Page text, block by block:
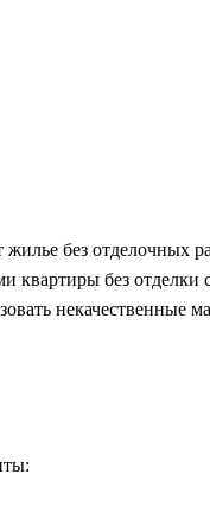
без отделочных
квартиры без отделки
некачественные